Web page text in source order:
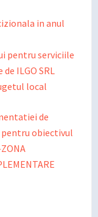
in anul
pentru serviciile
ILGO SRL
local
de
obiectivul